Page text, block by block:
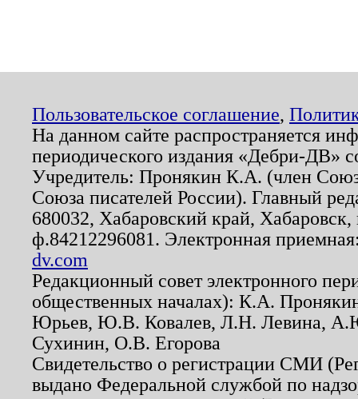
Пользовательское соглашение,
На данном сайте распространяется
периодического издания «Дебри-ДВ»
Учредитель: Пронякин К.А. (член
Союза писателей России). Главный
680032, Хабаровский край,
ф.84212296081. Электронная
dv.com
Редакционный совет электронного
общественных началах): К.А.
Юрьев, Ю.В. Ковалев, Л.Н. Левина,
Сухинин, О.В. Егорова
Свидетельство о регистрации СМИ
выдано Федеральной службой по